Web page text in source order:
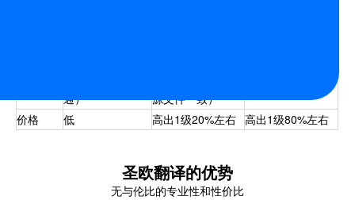
通）
源文件一致）
价格
低 高出1级20%左右 高出1级80%左右
圣欧翻译的优势
无与伦比的专业性和性价比